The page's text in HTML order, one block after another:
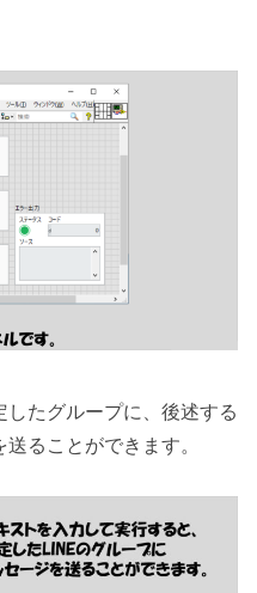
たグループに、後述する
ることができます。